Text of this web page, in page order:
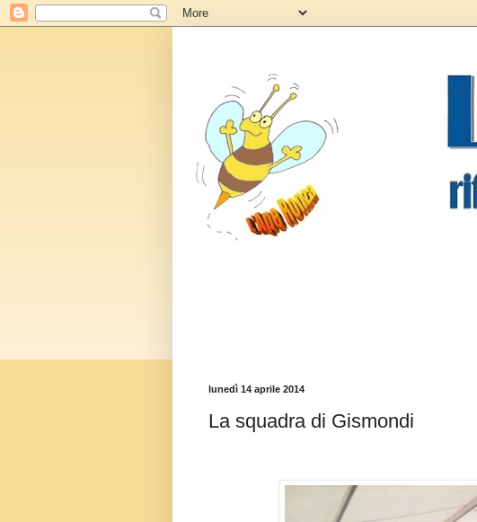
lunedì 14 aprile 2014
La squadra di Gismondi